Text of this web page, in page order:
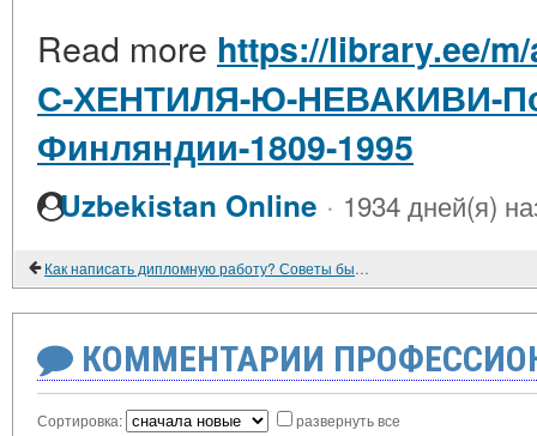
Read more https://library.ee/
С-ХЕНТИЛЯ-Ю-НЕВАКИВИ-
Финляндии-1809-1995
Uzbekistan Online · 1934 дней(я)
Как написать дипломную работу? Советы бывалого студента
КОММЕНТАРИИ
Сортировка: развернуть все